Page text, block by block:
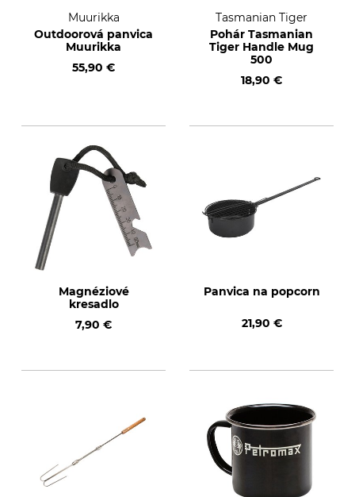
Muurikka
Outdoorová panvica
Muurikka
55,90 €
Tasmanian Tiger
Pohár Tasmanian
Tiger Handle Mug
500
18,90 €
Magnéziové
kresadlo
7,90 €
Panvica na popcorn
21,90 €